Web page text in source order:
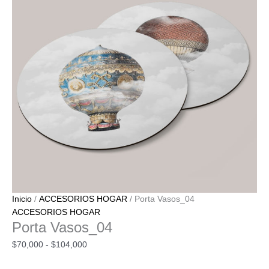
Inicio / ACCESORIOS HOGAR / Porta Vasos_04
ACCESORIOS HOGAR
Porta Vasos_04
$70,000 - $104,000